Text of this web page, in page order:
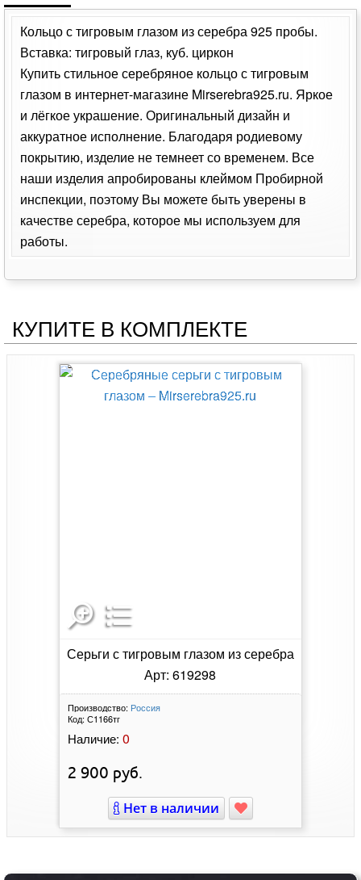
Кольцо с тигровым глазом из серебра 925 пробы.
Вставка: тигровый глаз, куб. циркон
Купить стильное серебряное кольцо с тигровым
глазом в интернет-магазине Mirserebra925.ru. Яркое
и лёгкое украшение. Оригинальный дизайн и
аккуратное исполнение. Благодаря родиевому
покрытию, изделие не темнеет со временем. Все
наши изделия апробированы клеймом Пробирной
инспекции, поэтому Вы можете быть уверены в
качестве серебра, которое мы используем для
работы.
КУПИТЕ В КОМПЛЕКТЕ
Серьги с тигровым глазом из серебра
Арт: 619298
Производство: Россия
Код: С1166тг
Наличие: 0
2 900 руб.
Нет в наличии